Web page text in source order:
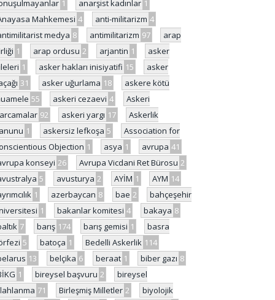
1 anarşist kadınlar 1
Mahkemesi 4 anti-militarizm 4
medya 8 antimilitarizm 97
arap
1 arap ordusu 2 arjantin 1
asker
1 asker hakları inisiyatifi 15
asker
31 asker uğurlama 18
askere kötü
55 askeri cezaevi 4
Askeri
92 askeri yargı 17
Askerlik
1 askersiz lefkoşa 5
Association for
Objection 1 asya 1 avrupa 41
konseyi 26 Avrupa Vicdani Ret Bürosu 2
5 avusturya 2 AYİM 1 AYM 14
1 azerbaycan 8 bae 2
bahçeşehir
1 bakanlar komitesi 4 bakaya 8
7 barış 174 barış gemisi 1
basra
5 batoça 1 Bedelli Askerlik 114
13 belçika 6 beraat 1 biber gazı 8
1 bireysel başvuru 2
bireysel
71 Birleşmiş Milletler 2
biyolojik